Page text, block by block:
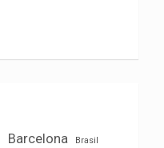
Barcelona
Brasil